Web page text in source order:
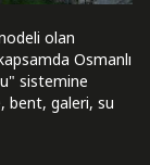
olan
Osmanlı
sistemine
bent, galeri, su